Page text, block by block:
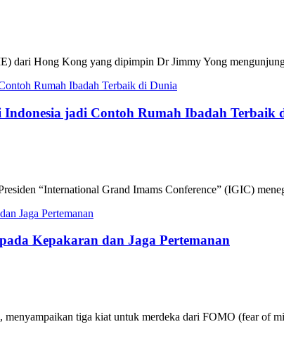
dari Hong Kong yang dipimpin Dr Jimmy Yong
jadi Contoh Rumah Ibadah Terbaik
“International Grand Imams Conference” (IGIC)
Kepakaran dan Jaga Pertemanan
tiga kiat untuk merdeka dari FOMO (fear of